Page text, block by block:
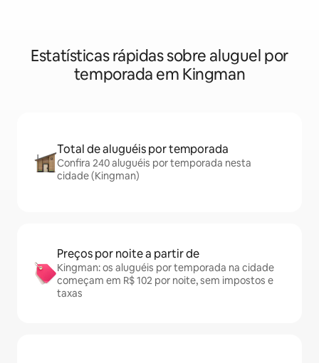
Estatísticas rápidas sobre aluguel por
temporada em Kingman
Total de aluguéis por temporada
Confira 240 aluguéis por temporada nesta
cidade (Kingman)
Preços por noite a partir de
Kingman: os aluguéis por temporada na cidade
começam em R$ 102 por noite, sem impostos e
taxas